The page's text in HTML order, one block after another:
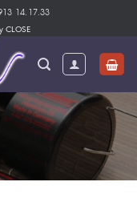
14.17.33
CLOSE